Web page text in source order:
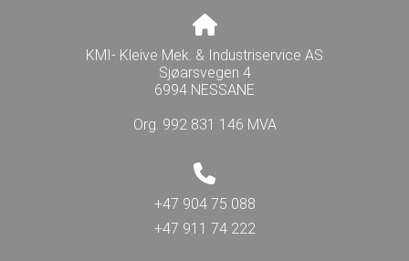
KMI- Kleive Mek. & Industriservice AS
Sjøarsvegen 4
6994 NESSANE
Org. 992 831 146 MVA
+47 904 75 088
+47 911 74 222